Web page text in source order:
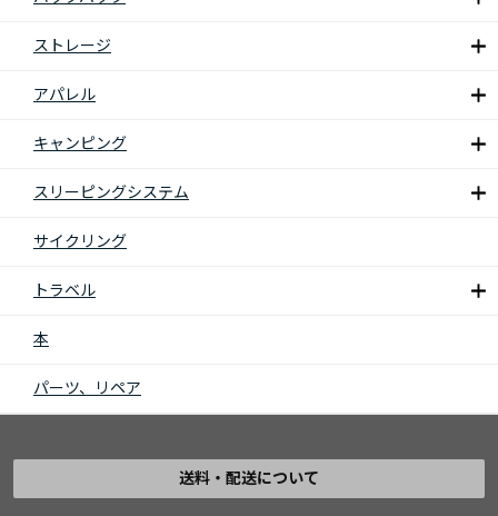
ストレージ
アパレル
キャンピング
スリーピングシステム
サイクリング
トラベル
本
パーツ、リペア
送料・配送について